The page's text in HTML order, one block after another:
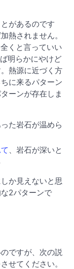
があるのです
熱されません。
くと言っていい
明らかにやけど
熱源に近づく方
に来るパターン
ーンが存在しま
った岩石が温めら
、岩石が深いと
か見えないと思
2パターンで
ですが、次の説
せてください。